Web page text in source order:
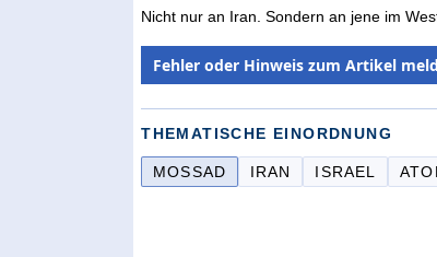
Nicht nur an Iran. Sondern an jene im
Fehler oder Hinweis zum Artikel
THEMATISCHE EINORDNUNG
MOSSAD IRAN ISRAEL